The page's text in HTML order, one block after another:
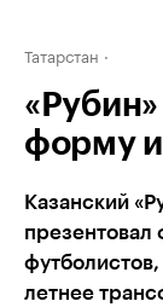
Татарстан
форму и
Казанский
презентовал
летнее